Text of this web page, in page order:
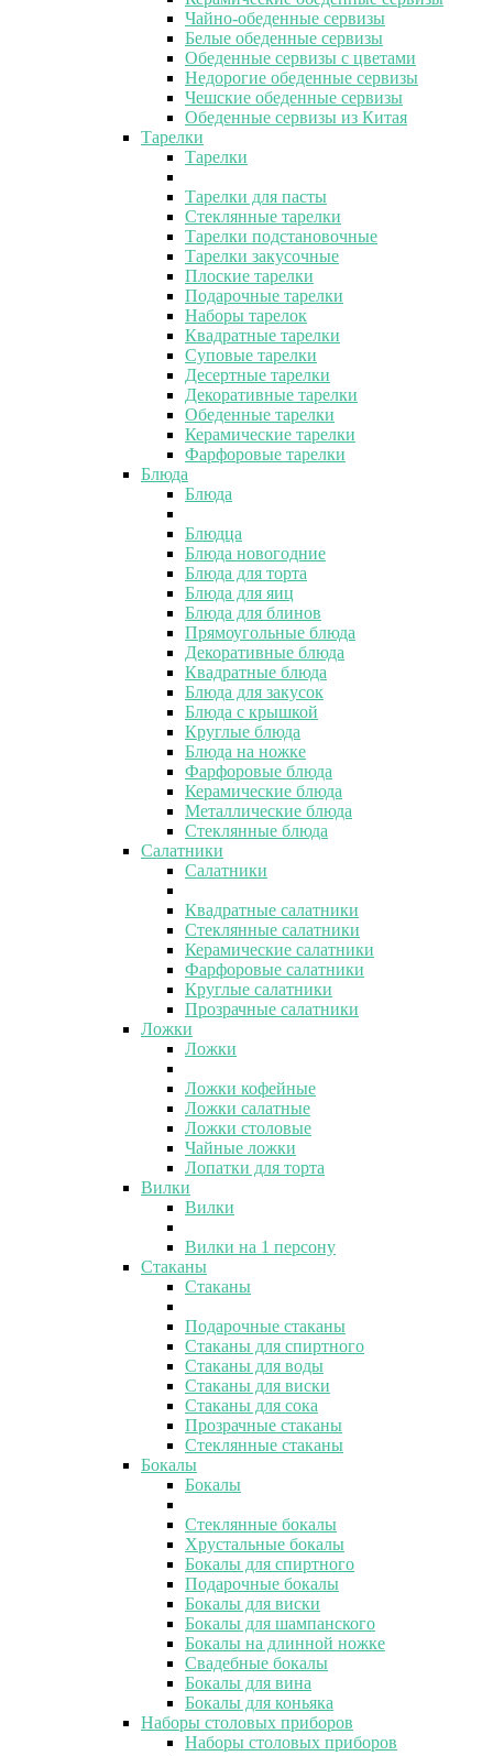
Чайно-обеденные сервизы
Белые обеденные сервизы
Обеденные сервизы с цветами
Недорогие обеденные сервизы
Чешские обеденные сервизы
Обеденные сервизы из Китая
Тарелки
Тарелки
Тарелки для пасты
Стеклянные тарелки
Тарелки подстановочные
Тарелки закусочные
Плоские тарелки
Подарочные тарелки
Наборы тарелок
Квадратные тарелки
Суповые тарелки
Десертные тарелки
Декоративные тарелки
Обеденные тарелки
Керамические тарелки
Фарфоровые тарелки
Блюда
Блюда
Блюдца
Блюда новогодние
Блюда для торта
Блюда для яиц
Блюда для блинов
Прямоугольные блюда
Декоративные блюда
Квадратные блюда
Блюда для закусок
Блюда с крышкой
Круглые блюда
Блюда на ножке
Фарфоровые блюда
Керамические блюда
Металлические блюда
Стеклянные блюда
Салатники
Салатники
Квадратные салатники
Стеклянные салатники
Керамические салатники
Фарфоровые салатники
Круглые салатники
Прозрачные салатники
Ложки
Ложки
Ложки кофейные
Ложки салатные
Ложки столовые
Чайные ложки
Лопатки для торта
Вилки
Вилки
Вилки на 1 персону
Стаканы
Стаканы
Подарочные стаканы
Стаканы для спиртного
Стаканы для воды
Стаканы для виски
Стаканы для сока
Прозрачные стаканы
Стеклянные стаканы
Бокалы
Бокалы
Стеклянные бокалы
Хрустальные бокалы
Бокалы для спиртного
Подарочные бокалы
Бокалы для виски
Бокалы для шампанского
Бокалы на длинной ножке
Свадебные бокалы
Бокалы для вина
Бокалы для коньяка
Наборы столовых приборов
Наборы столовых приборов